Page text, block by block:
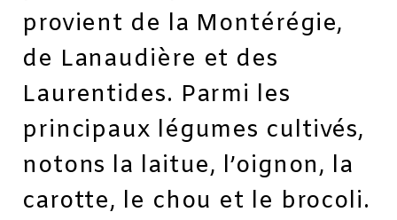
provient de la Montérégie,
de Lanaudière et des
Laurentides. Parmi les
principaux légumes cultivés,
notons la laitue, l’oignon, la
carotte, le chou et le brocoli.